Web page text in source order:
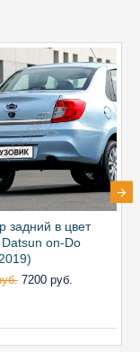
задний в цвет
Datsun on-Do
7200 руб.